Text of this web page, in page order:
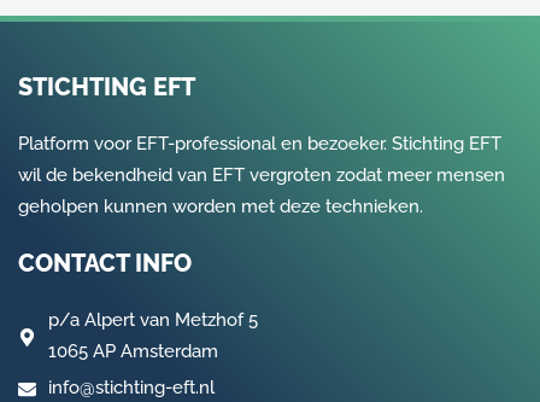
STICHTING EFT
Platform voor EFT-professional en bezoeker. Stichting EFT
wil de bekendheid van EFT vergroten zodat meer mensen
geholpen kunnen worden met deze technieken.
CONTACT INFO
p/a Alpert van Metzhof 5
1065 AP Amsterdam
info@stichting-eft.nl